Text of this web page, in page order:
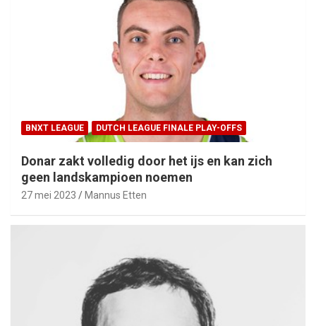
BNXT LEAGUE DUTCH LEAGUE FINALE PLAY-OFFS
Donar zakt volledig door het ijs en kan zich
geen landskampioen noemen
27 mei 2023 Mannus Etten